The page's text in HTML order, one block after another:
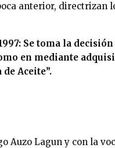
anterior, directrizan
Se toma la
en mediante
Aceite”.
Auzo Lagun y con la